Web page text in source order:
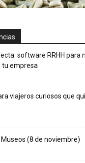
software RRHH para
tu empresa
viajeros curiosos que
Museos (8 de noviembre)